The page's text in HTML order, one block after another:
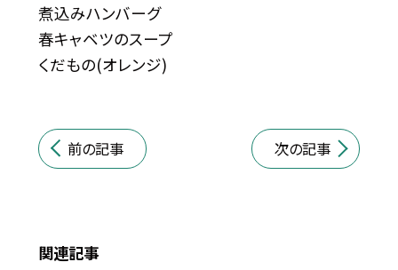
煮込みハンバーグ
春キャベツのスープ
くだもの(オレンジ)
前の記事 次の記事
関連記事